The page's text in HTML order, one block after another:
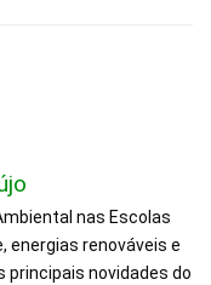
nas Escolas
energias renováveis e
principais novidades do